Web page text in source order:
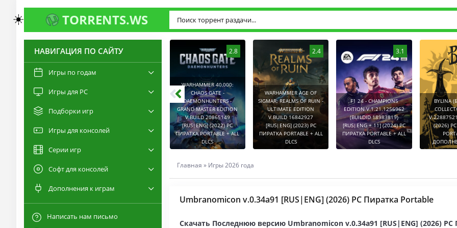
TORRENTS.WS
НАВИГАЦИЯ ПО САЙТУ
Игры по годам
Игры для PC
Подборки игр
Игры для консолей
Серии игр
Софт для консолей
Дополнения к играм
Написать нам письмо
3.0
RESIDENT EVIL 9:
REQUIEM - DELUXE
EDITION V.BUILD
(2026) PC ПИРАТКА
[RUS|ENG] (2026) PC
2.8
WARHAMMER 40,000:
CHAOS GATE -
DAEMONHUNTERS -
GRAND MASTER EDITION
V.BUILD 20865149
[RUS|ENG] (2022) PC
ПИРАТКА PORTABLE + ALL
DLCS
2.4
WARHAMMER AGE OF
SIGMAR: REALMS OF RUIN -
ULTIMATE EDITION
V.BUILD 16842927
[RUS|ENG] (2023) PC
ПИРАТКА PORTABLE + ALL
DLCS
3.1
F1 24 - CHAMPIONS
EDITION V.1.21.1256962
(BUILDID 18983819)
[RUS|ENG + 11] (2024) PC
ПИРАТКА PORTABLE + ALL
DLCS
BYLINA
(2026)
Главная » Игры 2026 года
Umbranomicon v.0.34a91 [RUS|ENG] (2026) PC Пиратка Portable
Скачать Последнюю версию Umbranomicon v.0.34a91 [RUS|ENG] (2026) PC
☀️